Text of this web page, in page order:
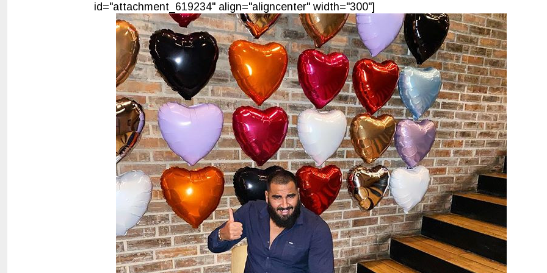
id="attachment_619234" align="aligncenter" width="300"]